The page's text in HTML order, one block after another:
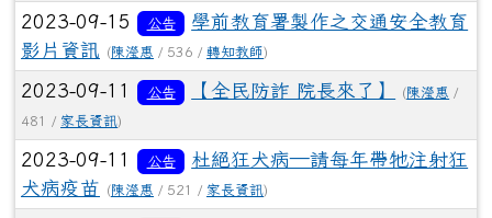
2023-09-15 公告
學前教育署製作之交通安全教育
影片資訊
(陳瀅惠 / 536 / 轉知教師)
2023-09-11 公告 【全民防詐 院長來了】 (陳瀅惠 /
481 / 家長資訊)
2023-09-11 公告
杜絕狂犬病—請每年帶牠注射狂
犬病疫苗
(陳瀅惠 / 521 / 家長資訊)